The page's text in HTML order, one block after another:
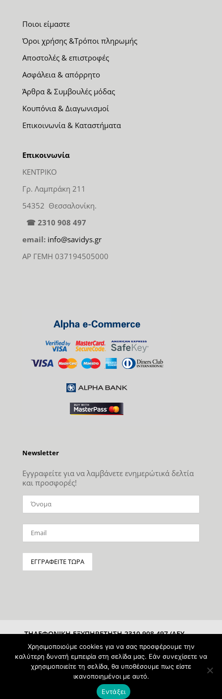
Ποιοι είμαστε
Όροι χρήσης &Τρόποι πληρωμής
Αποστολές & επιστροφές
Ασφάλεια & απόρρητο
Άρθρα & Συμβουλές μόδας
Κουπόνια & Διαγωνισμοί
Επικοινωνία & Καταστήματα
Επικοινωνία
ΚΕΝΤΡΙΚΟ
Γρ. Λαμπράκη 211
54352 Θεσσαλονίκη.
☎ 2310 908 497
email: info@savidys.gr
ΑΡ ΓΕΜΗ 037194505000
Newsletter
Εγγραφείτε για να λαμβάνετε ενημερώτικά δελτία
και προσφορές!
ΤΗΛΕΦΩΝΙΚΗ ΕΞΥΠΗΡΕΤΗΣΗ 2310 908 497 (ΔΕΥ-
ΣΑΒ 10:00-15:00)
Χρησιμοποιούμε cookies για να σας προσφέρουμε την
καλύτερη δυνατή εμπειρία στη σελίδα μας. Εάν συνεχίσετε να
χρησιμοποιείτε τη σελίδα, θα υποθέσουμε πως είστε
ικανοποιημένοι με αυτό.
Εντάξει